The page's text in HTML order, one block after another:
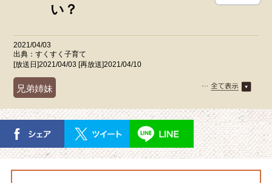
い？
2021/04/03
出典：すくすく子育て
[放送日]2021/04/03 [再放送]2021/04/10
兄弟姉妹